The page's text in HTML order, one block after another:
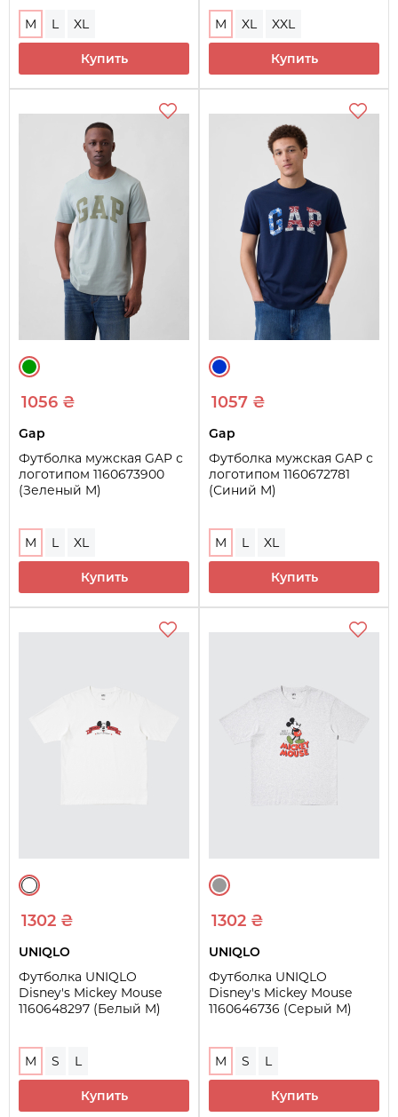
M L XL
Купить
M XL XXL
Купить
1056 ₴
Gap
Футболка мужская GAP с
логотипом 1160673900
(Зеленый M)
M L XL
Купить
1057 ₴
Gap
Футболка мужская GAP с
логотипом 1160672781
(Синий M)
M L XL
Купить
1302 ₴
UNIQLO
Футболка UNIQLO
Disney's Mickey Mouse
1160648297 (Белый M)
S
M L
Купить
1302 ₴
UNIQLO
Футболка UNIQLO
Disney's Mickey Mouse
1160646736 (Серый M)
S
M L
Купить